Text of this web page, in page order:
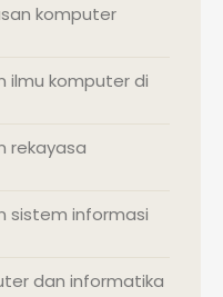
komputer
ilmu komputer di
rekayasa
sistem informasi
dan informatika